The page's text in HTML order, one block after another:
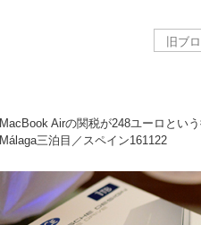
MacBook Airの関税が248ユーロとい
Málaga三泊目／スペイン161122